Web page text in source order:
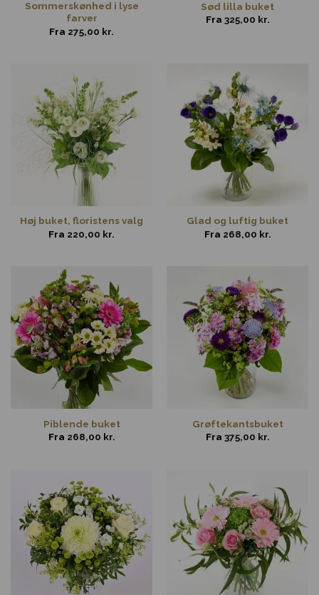
Sommerskønhed i lyse
farver
Fra 275,00 kr.
Sød lilla buket
Fra 325,00 kr.
Høj buket, floristens valg
Fra 220,00 kr.
Glad og luftig buket
Fra 268,00 kr.
Piblende buket
Fra 268,00 kr.
Grøftekantsbuket
Fra 375,00 kr.